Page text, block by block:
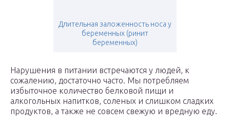
Длительная заложенность носа у
беременных (ринит
беременных)
Нарушения в питании встречаются у людей, к
сожалению, достаточно часто. Мы потребляем
избыточное количество белковой пищи и
алкогольных напитков, соленых и слишком сладких
продуктов, а также не совсем свежую и вредную еду.